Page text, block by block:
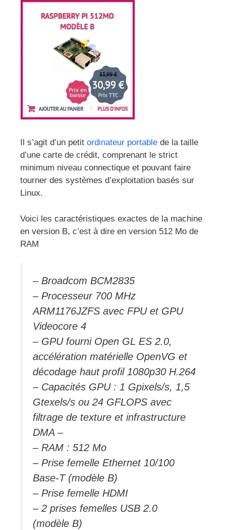
Il s’agit d’un petit ordinateur portable de la taille
d’une carte de crédit, comprenant le strict
minimum niveau connectique et pouvant faire
tourner des systèmes d’exploitation basés sur
Linux.
Voici les caractéristiques exactes de la machine
en version B, c’est à dire en version 512 Mo de
RAM
– Broadcom BCM2835
– Processeur 700 MHz
ARM1176JZFS avec FPU et GPU
Videocore 4
– GPU fourni Open GL ES 2.0,
accélération matérielle OpenVG et
décodage haut profil 1080p30 H.264
– Capacités GPU : 1 Gpixels/s, 1,5
Gtexels/s ou 24 GFLOPS avec
filtrage de texture et infrastructure
DMA –
– RAM : 512 Mo
– Prise femelle Ethernet 10/100
Base-T (modèle B)
– Prise femelle HDMI
– 2 prises femelles USB 2.0
(modèle B)